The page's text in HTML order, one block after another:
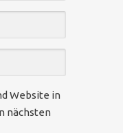
Website in
nächsten